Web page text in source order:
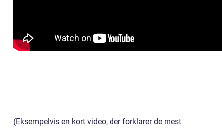
(Eksempelvis en kort video, der forklarer de mest